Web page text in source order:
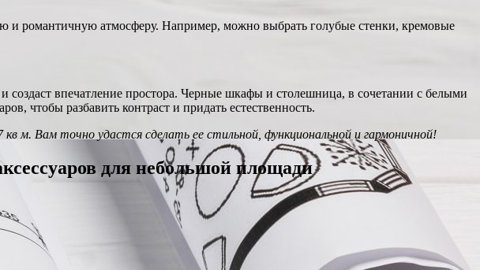
и романтичную атмосферу. Например, можно выбрать голубые стенки, кремовые
создаст впечатление простора. Черные шкафы и столешница, в сочетании с белыми
чтобы разбавить контраст и придать естественность.
м. Вам точно удастся сделать ее стильной, функциональной и гармоничной!
для небольшой площади